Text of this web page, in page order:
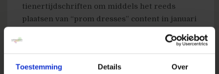
Toestemming Details Over
tienertijdschriften om middels het reeds
plaatsen van “prom dresses” content in januari
onderwerp op te rekken gelukt is. Maar ook al
verkopende winkels eerder zouden moeten